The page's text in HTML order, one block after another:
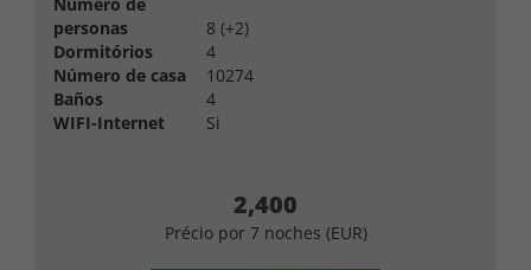
personas
8 (+2)
Dormitórios
4
Número de casa
10274
Baños
4
WIFI-Internet
Si
2,400
Précio por 7 noches (EUR)